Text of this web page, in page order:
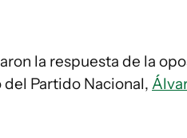
la respuesta de la
del Partido Nacional,